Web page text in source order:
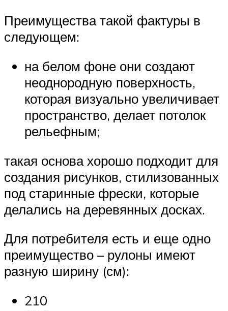
Преимущества такой фактуры в
следующем:
на белом фоне они создают
неоднородную поверхность,
которая визуально увеличивает
пространство, делает потолок
рельефным;
такая основа хорошо подходит для
создания рисунков, стилизованных
под старинные фрески, которые
делались на деревянных досках.
Для потребителя есть и еще одно
преимущество – рулоны имеют
разную ширину (см):
210